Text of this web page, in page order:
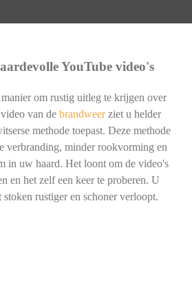
YouTube video's
om rustig uitleg te krijgen over
van de brandweerziet u helder
methode toepast. Deze methode
verbranding, minder rookvorming en
in uw haard. Het loont om de video's
en het zelf een keer te proberen. U
rustiger en schoner verloopt.